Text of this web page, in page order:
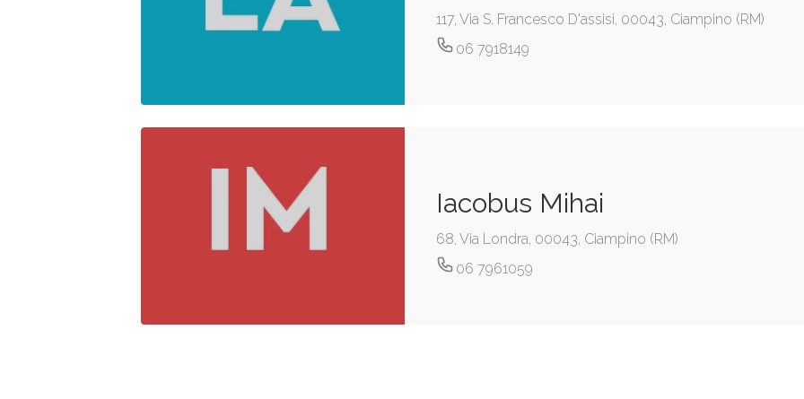
117, Via S. Francesco D'assisi, 00043, Ciampino (RM)
06 7918149
Iacobus Mihai
68, Via Londra, 00043, Ciampino (RM)
06 7961059